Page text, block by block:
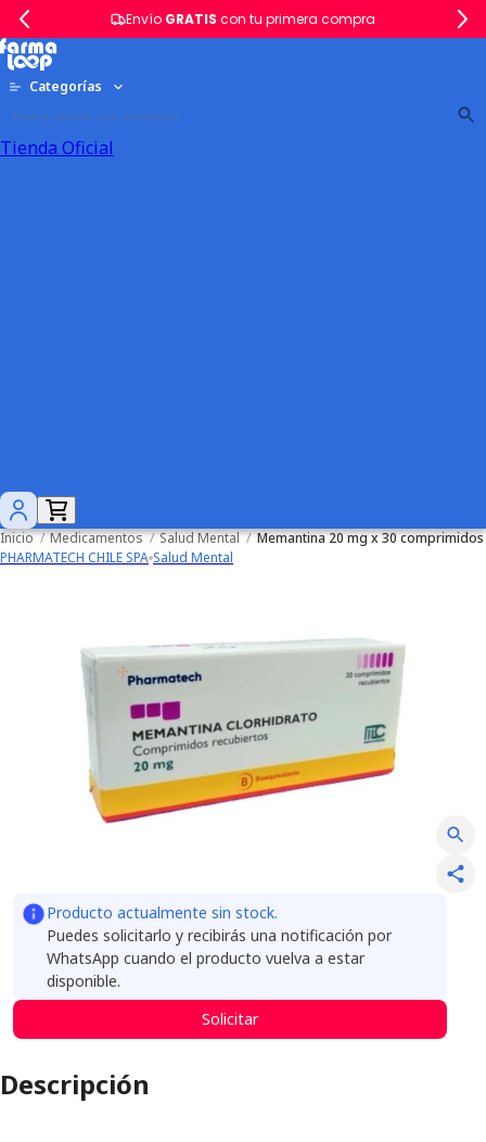
Envío GRATIS con tu primera compra
Categorías
Tienda Oficial
Inicio / Medicamentos / Salud Mental / Memantina 20 mg x 30 comprimidos
PHARMATECH CHILE SPA Salud Mental
Producto actualmente sin stock.
Puedes solicitarlo y recibirás una notificación por
WhatsApp cuando el producto vuelva a estar
disponible.
Solicitar
Descripción